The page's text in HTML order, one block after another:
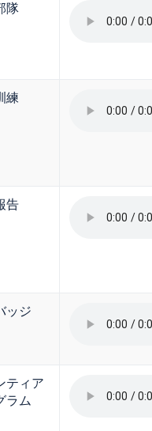
隊
練
告
ッジ
ティア
ラム